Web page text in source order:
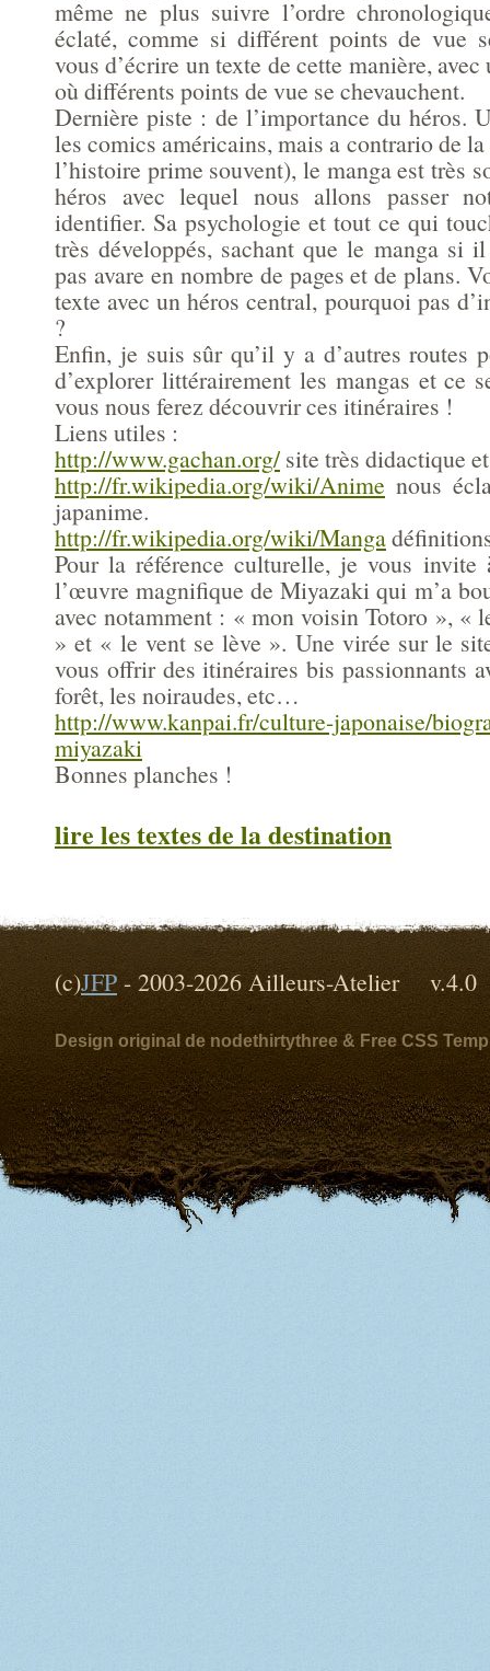
même ne plus suivre l’ordre
éclaté, comme si différent points de vue
vous d’écrire un texte de cette manière,
où différents points de vue se chevauchent.
Dernière piste : de l’importance du héros.
les comics américains, mais a contrario de
l’histoire prime souvent), le manga est très
héros avec lequel nous allons passer
identifier. Sa psychologie et tout ce qui
très développés, sachant que le manga si
pas avare en nombre de pages et de plans.
texte avec un héros central, pourquoi pas
?
Enfin, je suis sûr qu’il y a d’autres routes
d’explorer littérairement les mangas et ce
vous nous ferez découvrir ces itinéraires !
Liens utiles :
http://www.gachan.org/site très didactique
http://fr.wikipedia.org/wiki/Anime nous
japanime.
http://fr.wikipedia.org/wiki/Manga
Pour la référence culturelle, je vous invite
l’œuvre magnifique de Miyazaki qui m’a
avec notamment : « mon voisin Totoro », «
» et « le vent se lève ». Une virée sur le
vous offrir des itinéraires bis passionnants
forêt, les noiraudes, etc…
http://www.kanpai.fr/culture-japonaise/
miyazaki
Bonnes planches !
lire les textes de la destination
(c)JFP - 2003-2026 Ailleurs-Atelier
Design original de nodethirtythree & Free CSS